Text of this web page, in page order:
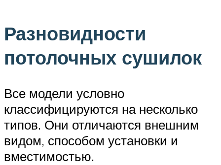
Разновидности
потолочных сушилок
Все модели условно
классифицируются на несколько
типов. Они отличаются внешним
видом, способом установки и
вместимостью.